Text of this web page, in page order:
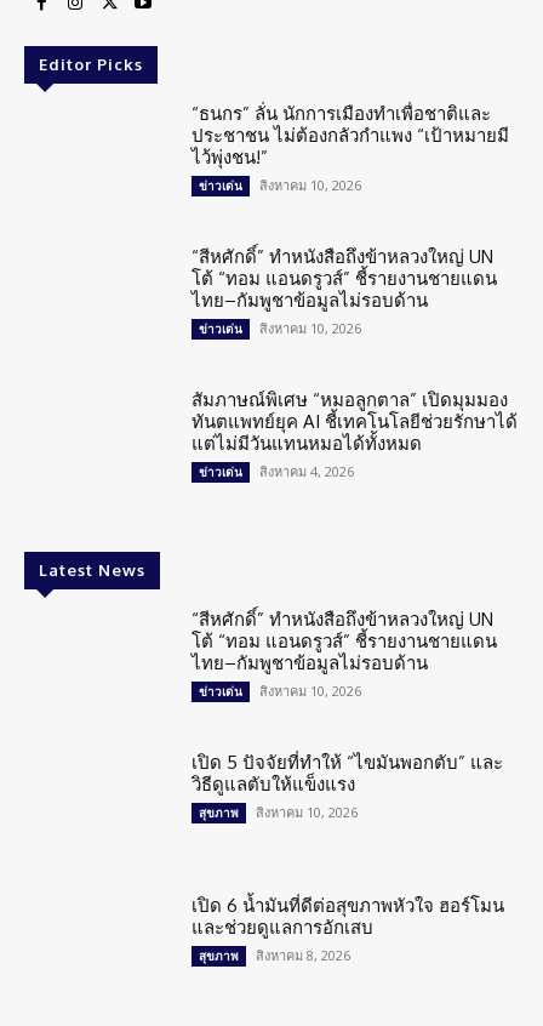
Editor Picks
“ธนกร” ลั่น นักการเมืองทำเพื่อชาติและ
ประชาชน ไม่ต้องกลัวกำแพง “เป้าหมายมี
ไว้พุ่งชน!”
ข่าวเด่น สิงหาคม 10, 2026
“สีหศักดิ์” ทำหนังสือถึงข้าหลวงใหญ่ UN
โต้ “ทอม แอนดรูวส์” ชี้รายงานชายแดน
ไทย–กัมพูชาข้อมูลไม่รอบด้าน
ข่าวเด่น สิงหาคม 10, 2026
สัมภาษณ์พิเศษ “หมอลูกตาล” เปิดมุมมอง
ทันตแพทย์ยุค AI ชี้เทคโนโลยีช่วยรักษาได้
แต่ไม่มีวันแทนหมอได้ทั้งหมด
ข่าวเด่น สิงหาคม 4, 2026
Latest News
“สีหศักดิ์” ทำหนังสือถึงข้าหลวงใหญ่ UN
โต้ “ทอม แอนดรูวส์” ชี้รายงานชายแดน
ไทย–กัมพูชาข้อมูลไม่รอบด้าน
ข่าวเด่น สิงหาคม 10, 2026
เปิด 5 ปัจจัยที่ทำให้ “ไขมันพอกตับ” และ
วิธีดูแลตับให้แข็งแรง
สุขภาพ สิงหาคม 10, 2026
เปิด 6 น้ำมันที่ดีต่อสุขภาพหัวใจ ฮอร์โมน
และช่วยดูแลการอักเสบ
สุขภาพ สิงหาคม 8, 2026